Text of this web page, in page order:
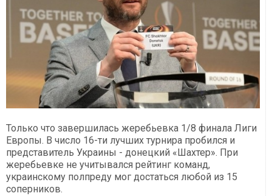
Только что завершилась жеребьевка 1/8 финала Лиги
Европы. В число 16-ти лучших турнира пробился и
представитель Украины - донецкий «Шахтер». При
жеребьевке не учитывался рейтинг команд,
украинскому полпреду мог достаться любой из 15
соперников.